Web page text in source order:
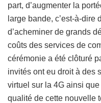
part, d’augmenter la
large bande, c’est-à-dire
d’acheminer de grands
coûts des services de
cérémonie a été clôturé
invités ont eu droit à des
virtuel sur la 4G ainsi
qualité de cette nouvelle